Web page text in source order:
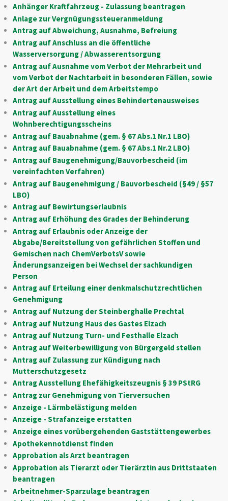
Anhänger Kraftfahrzeug - Zulassung beantragen
Anlage zur Vergnügungssteueranmeldung
Antrag auf Abweichung, Ausnahme, Befreiung
Antrag auf Anschluss an die öffentliche
Wasserversorgung / Abwasserentsorgung
Antrag auf Ausnahme vom Verbot der Mehrarbeit und
vom Verbot der Nachtarbeit in besonderen Fällen, sowie
der Art der Arbeit und dem Arbeitstempo
Antrag auf Ausstellung eines Behindertenausweises
Antrag auf Ausstellung eines
Wohnberechtigungsscheins
Antrag auf Bauabnahme (gem. § 67 Abs.1 Nr.1 LBO)
Antrag auf Bauabnahme (gem. § 67 Abs.1 Nr.2 LBO)
Antrag auf Baugenehmigung/Bauvorbescheid (im
vereinfachten Verfahren)
Antrag auf Baugenehmigung / Bauvorbescheid (§49 / §57
LBO)
Antrag auf Bewirtungserlaubnis
Antrag auf Erhöhung des Grades der Behinderung
Antrag auf Erlaubnis oder Anzeige der
Abgabe/Bereitstellung von gefährlichen Stoffen und
Gemischen nach ChemVerbotsV sowie
Änderungsanzeigen bei Wechsel der sachkundigen
Person
Antrag auf Erteilung einer denkmalschutzrechtlichen
Genehmigung
Antrag auf Nutzung der Steinberghalle Prechtal
Antrag auf Nutzung Haus des Gastes Elzach
Antrag auf Nutzung Turn- und Festhalle Elzach
Antrag auf Weiterbewilligung von Bürgergeld stellen
Antrag auf Zulassung zur Kündigung nach
Mutterschutzgesetz
Antrag Ausstellung Ehefähigkeitszeugnis § 39 PStRG
Antrag zur Genehmigung von Tierversuchen
Anzeige - Lärmbelästigung melden
Anzeige - Strafanzeige erstatten
Anzeige eines vorübergehenden Gaststättengewerbes
Apothekennotdienst finden
Approbation als Arzt beantragen
Approbation als Tierarzt oder Tierärztin aus Drittstaaten
beantragen
Arbeitnehmer-Sparzulage beantragen